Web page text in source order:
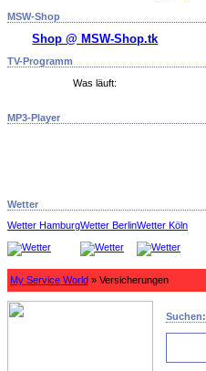
MSW-Shop
Shop @ MSW-Shop.tk
TV-Programm
Was läuft:
MP3-Player
Wetter
Wetter HamburgWetter BerlinWetter Köln
My Service World » Versicherungen
Suchen: